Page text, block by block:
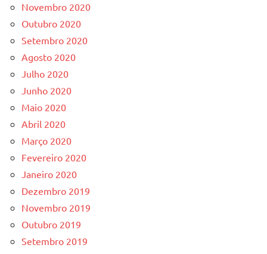
Novembro 2020
Outubro 2020
Setembro 2020
Agosto 2020
Julho 2020
Junho 2020
Maio 2020
Abril 2020
Março 2020
Fevereiro 2020
Janeiro 2020
Dezembro 2019
Novembro 2019
Outubro 2019
Setembro 2019